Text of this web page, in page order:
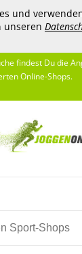
und
unseren
findest Du die
Online-Shops.